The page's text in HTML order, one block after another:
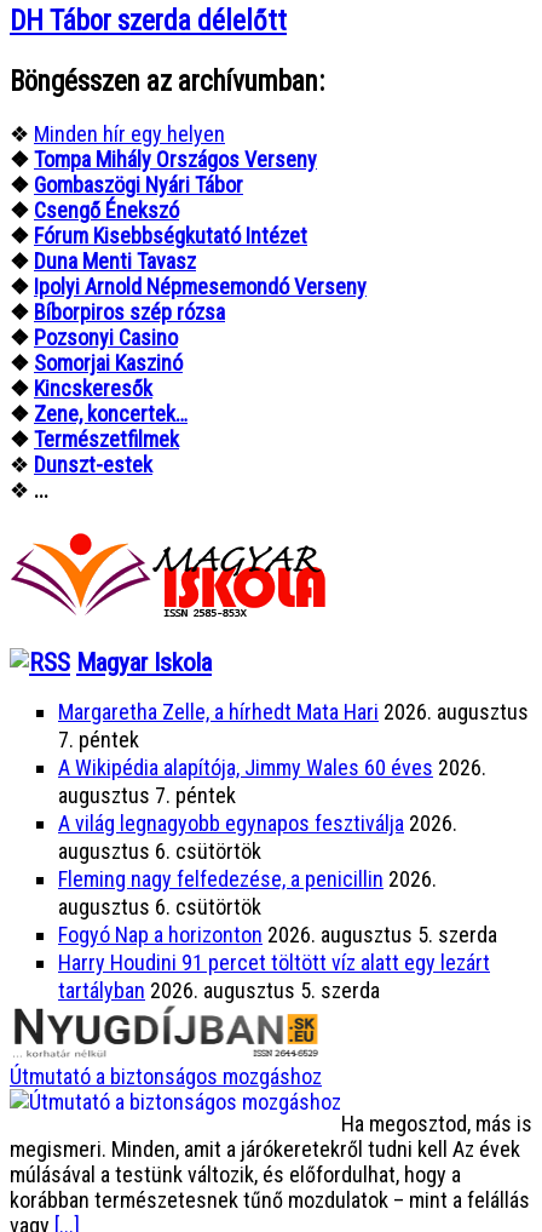
DH Tábor szerda délelőtt
Böngésszen az archívumban:
❖ Minden hír egy helyen
❖Tompa Mihály Országos Verseny
❖ Gombaszögi Nyári Tábor
❖ Csengő Énekszó
❖ Fórum Kisebbségkutató Intézet
❖ Duna Menti Tavasz
❖ Ipolyi Arnold Népmesemondó Verseny
❖ Bíborpiros szép rózsa
❖ Pozsonyi Casino
❖ Somorjai Kaszinó
❖ Kincskeresők
❖ Zene, koncertek…
❖Természetfilmek
❖ Dunszt-estek
❖ ...
Magyar Iskola
Margaretha Zelle, a hírhedt Mata Hari 2026. augusztus
7. péntek
A Wikipédia alapítója, Jimmy Wales 60 éves 2026.
augusztus 7. péntek
A világ legnagyobb egynapos fesztiválja 2026.
augusztus 6. csütörtök
Fleming nagy felfedezése, a penicillin 2026.
augusztus 6. csütörtök
Fogyó Nap a horizonton 2026. augusztus 5. szerda
Harry Houdini 91 percet töltött víz alatt egy lezárt
tartályban 2026. augusztus 5. szerda
Útmutató a biztonságos mozgáshoz
Ha megosztod, más is
megismeri. Minden, amit a járókeretekről tudni kell Az évek
múlásával a testünk változik, és előfordulhat, hogy a
korábban természetesnek tűnő mozdulatok – mint a felállás
vagy [...]